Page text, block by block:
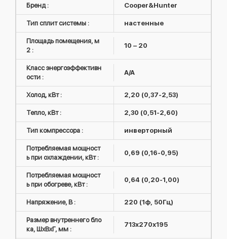
Бренд : Cooper&Hunter
Тип сплит системы : настенные
Площадь помещения, м
2 :
10 – 20
Класс энергоэффективн
ости :
A/A
Холод, кВт : 2,20 (0,37-2,53)
Тепло, кВт : 2,30 (0,51-2,60)
Тип компрессора : инверторный
Потребляемая мощност
ь при охлаждении, кВт :
0,69 (0,16-0,95)
Потребляемая мощност
ь при обогреве, кВт :
0,64 (0,20-1,00)
Напряжение, В : 220 (1ф, 50Гц)
Размер внутреннего бло
ка, ШxВxГ, мм :
713х270х195